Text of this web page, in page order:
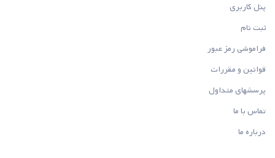
پنل کاربری
ثبت نام
فراموشی رمز عبور
قوانین و مقررات
پرسشهای متداول
تماس با ما
درباره ما